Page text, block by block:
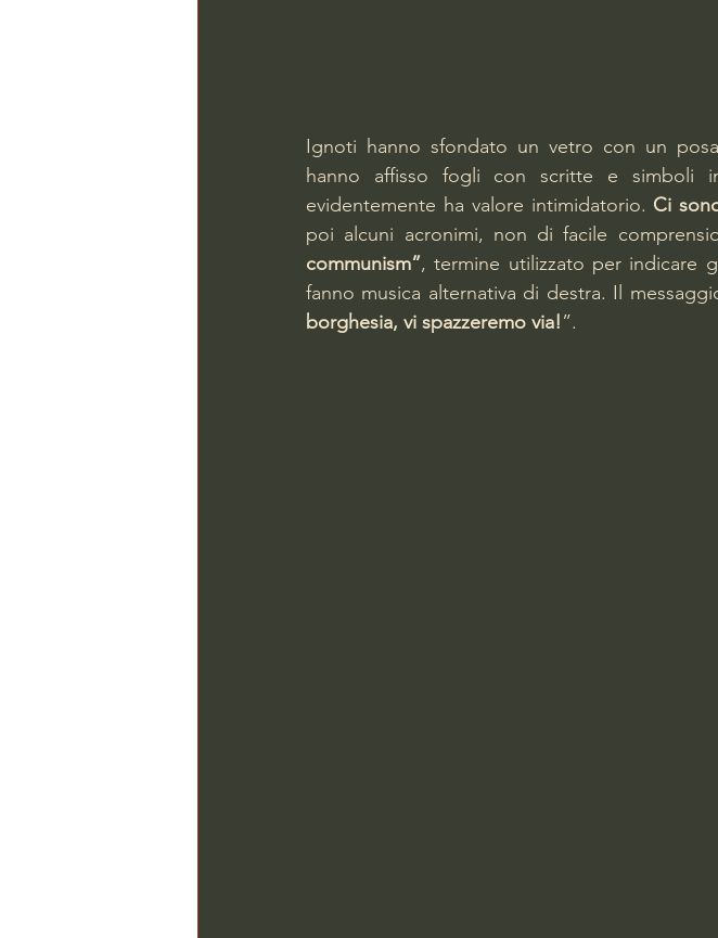
Ignoti hanno sfondato un vetro con un
hanno affisso fogli con scritte e simboli
evidentemente ha valore intimidatorio. Ci
poi alcuni acronimi, non di facile
communism”, termine utilizzato per indicare
fanno musica alternativa di destra. Il
borghesia, vi spazzeremo via!”.